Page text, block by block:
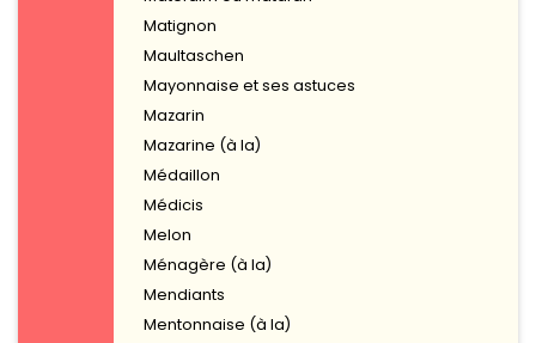
Matignon
Maultaschen
Mayonnaise et ses astuces
Mazarin
Mazarine (à la)
Médaillon
Médicis
Melon
Ménagère (à la)
Mendiants
Mentonnaise (à la)